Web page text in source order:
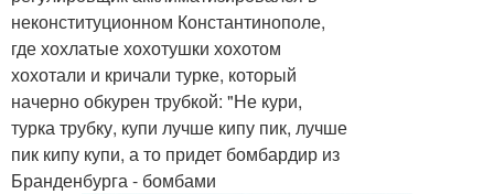
неконституционном Константинополе,
где хохлатые хохотушки хохотом
хохотали и кричали турке, который
начерно обкурен трубкой: "Не кури,
турка трубку, купи лучше кипу пик, лучше
пик кипу купи, а то придет бомбардир из
Бранденбурга - бомбами